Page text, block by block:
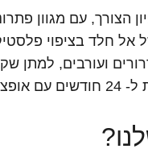
הצורך, עם מגוון
אל חלד בציפוי
ועורבים, למתן